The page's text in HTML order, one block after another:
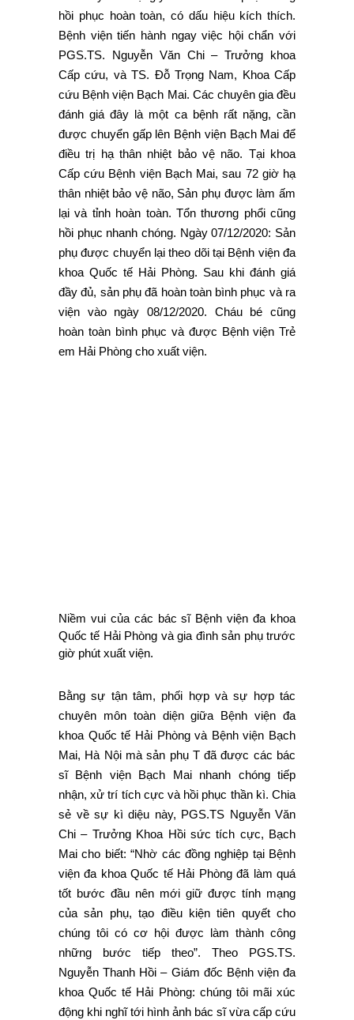
hồi phục hoàn toàn, có dấu hiệu kích thích.
Bệnh viện tiến hành ngay việc hội chẩn với
PGS.TS. Nguyễn Văn Chi – Trưởng khoa
Cấp cứu, và TS. Đỗ Trọng Nam, Khoa Cấp
cứu Bệnh viện Bạch Mai. Các chuyên gia đều
đánh giá đây là một ca bệnh rất nặng, cần
được chuyển gấp lên Bệnh viện Bạch Mai để
điều trị hạ thân nhiệt bảo vệ não. Tại khoa
Cấp cứu Bệnh viện Bạch Mai, sau 72 giờ hạ
thân nhiệt bảo vệ não, Sản phụ được làm ấm
lại và tỉnh hoàn toàn. Tổn thương phổi cũng
hồi phục nhanh chóng. Ngày 07/12/2020: Sản
phụ được chuyển lại theo dõi tại Bệnh viện đa
khoa Quốc tế Hải Phòng. Sau khi đánh giá
đầy đủ, sản phụ đã hoàn toàn bình phục và ra
viện vào ngày 08/12/2020. Cháu bé cũng
hoàn toàn bình phục và được Bệnh viện Trẻ
em Hải Phòng cho xuất viện.
Bằng sự tận tâm, phối hợp và sự hợp tác
chuyên môn toàn diện giữa Bệnh viện đa
khoa Quốc tế Hải Phòng và Bệnh viện Bạch
sĩ Bệnh viện Bạch Mai nhanh chóng tiếp
nhận, xử trí tích cực và hồi phục thần kì. Chia
sẻ về sự kì diệu này, PGS.TS Nguyễn Văn
Chi – Trưởng Khoa Hồi sức tích cực, Bạch
Mai cho biết: “Nhờ các đồng nghiệp tại Bệnh
viện đa khoa Quốc tế Hải Phòng đã làm quá
tốt bước đầu nên mới giữ được tính mạng
của sản phụ, tạo điều kiện tiên quyết cho
chúng tôi có cơ hội được làm thành công
những bước tiếp theo”. Theo PGS.TS.
Nguyễn Thanh Hồi – Giám đốc Bệnh viện đa
khoa Quốc tế Hải Phòng: chúng tôi mãi xúc
động khi nghĩ tới hình ảnh bác sĩ vừa cấp cứu
ngừng tuần hoàn, vừa mổ lấy thai. Đây là ca
thuyên tắc ối nặng, nhưng cái kết thật hoàn
hảo khi cả mẹ và bé đều bình phục hoàn toàn.